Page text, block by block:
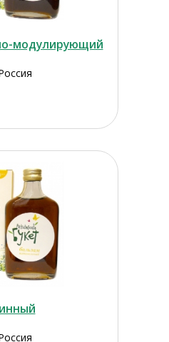
модулирующий